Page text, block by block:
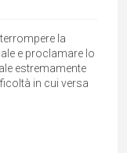
la
e proclamare lo
estremamente
in cui versa